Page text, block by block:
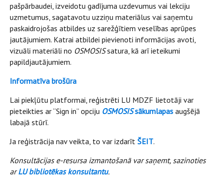
pašpārbaudei, izveidotu gadījuma uzdevumus vai lekciju
uzmetumus, sagatavotu uzziņu materiālus vai saņemtu
paskaidrojošas atbildes uz sarežģītiem veselības aprūpes
jautājumiem. Katrai atbildei pievienoti informācijas avoti,
vizuāli materiāli no OSMOSISsatura, kā arī ieteikumi
papildjautājumiem.
Informatīva brošūra
Lai piekļūtu platformai, reģistrēti LU MDZF lietotāji var
pieteikties ar “Sign in” opciju OSMOSISsākumlapas augšējā
labajā stūrī.
Ja reģistrācija nav veikta, to var izdarīt ŠEIT.
Konsultācijas e-resursa izmantošanā var saņemt, sazinoties
arLU bibliotēkas konsultantu.